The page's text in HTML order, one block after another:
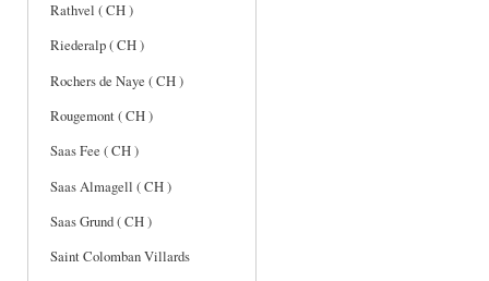
Rathvel ( CH )
Riederalp ( CH )
Rochers de Naye ( CH )
Rougemont ( CH )
Saas Fee ( CH )
Saas Almagell ( CH )
Saas Grund ( CH )
Saint Colomban Villards